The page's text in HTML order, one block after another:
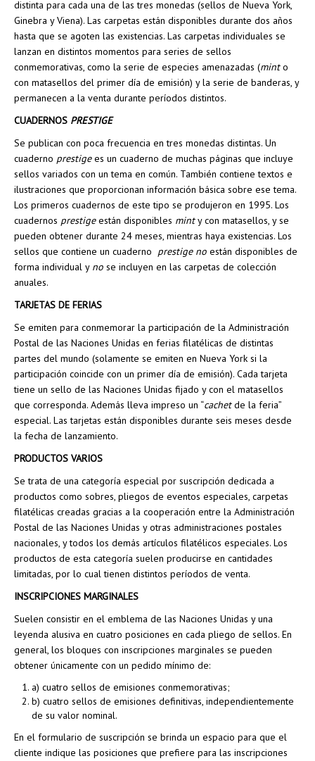
distinta para cada una de las tres monedas (sellos de Nueva York,
Ginebra y Viena). Las carpetas están disponibles durante dos años
hasta que se agoten las existencias. Las carpetas individuales se
lanzan en distintos momentos para series de sellos
conmemorativas, como la serie de especies amenazadas (minto
con matasellos del primer día de emisión) y la serie de banderas, y
permanecen a la venta durante períodos distintos.
CUADERNOS PRESTIGE
Se publican con poca frecuencia en tres monedas distintas. Un
cuaderno prestigees un cuaderno de muchas páginas que incluye
sellos variados con un tema en común. También contiene textos e
ilustraciones que proporcionan información básica sobre ese tema.
Los primeros cuadernos de este tipo se produjeron en 1995. Los
cuadernos prestigeestán disponibles minty con matasellos, y se
pueden obtener durante 24 meses, mientras haya existencias. Los
sellos que contiene un cuaderno prestige no están disponibles de
forma individual y no se incluyen en las carpetas de colección
anuales.
TARJETAS DE FERIAS
Se emiten para conmemorar la participación de la Administración
Postal de las Naciones Unidas en ferias filatélicas de distintas
partes del mundo (solamente se emiten en Nueva York si la
participación coincide con un primer día de emisión). Cada tarjeta
tiene un sello de las Naciones Unidas fijado y con el matasellos
que corresponda. Además lleva impreso un “cachetde la feria”
especial. Las tarjetas están disponibles durante seis meses desde
la fecha de lanzamiento.
PRODUCTOS VARIOS
Se trata de una categoría especial por suscripción dedicada a
productos como sobres, pliegos de eventos especiales, carpetas
filatélicas creadas gracias a la cooperación entre la Administración
Postal de las Naciones Unidas y otras administraciones postales
nacionales, y todos los demás artículos filatélicos especiales. Los
productos de esta categoría suelen producirse en cantidades
limitadas, por lo cual tienen distintos períodos de venta.
INSCRIPCIONES MARGINALES
Suelen consistir en el emblema de las Naciones Unidas y una
leyenda alusiva en cuatro posiciones en cada pliego de sellos. En
general, los bloques con inscripciones marginales se pueden
obtener únicamente con un pedido mínimo de:
a) cuatro sellos de emisiones conmemorativas;
b) cuatro sellos de emisiones definitivas, independientemente
de su valor nominal.
En el formulario de suscripción se brinda un espacio para que el
cliente indique las posiciones que prefiere para las inscripciones